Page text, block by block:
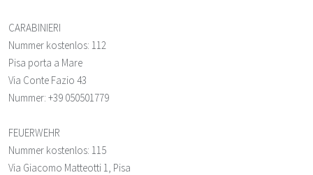
CARABINIERI
Nummer kostenlos: 112
Pisa porta a Mare
Via Conte Fazio 43
Nummer: +39 050501779
FEUERWEHR
Nummer kostenlos: 115
Via Giacomo Matteotti 1, Pisa